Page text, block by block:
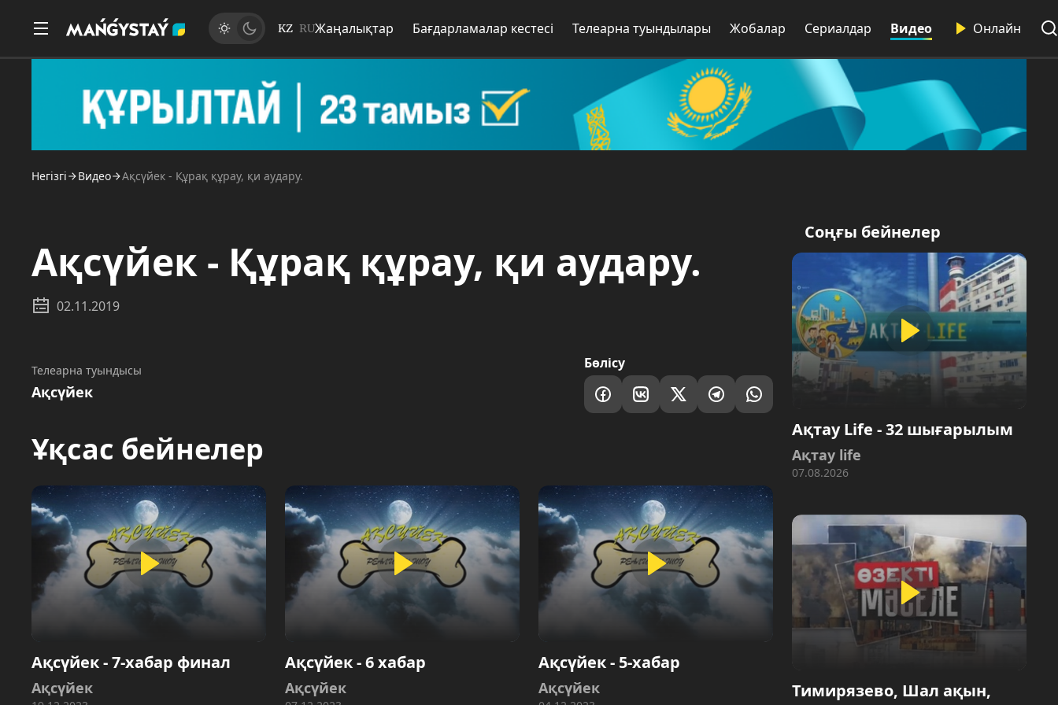
KZ RUЖаңалықтар Бағдарламалар кестесі Телеарна туындылары Жобалар Сериалдар Видео Онлайн
Негізгі Видео Ақсүйек - Құрақ құрау, қи аудару.
Ақсүйек - Құрақ құрау, қи аудару.
02.11.2019
Телеарна туындысы
Ақсүйек
Бөлісу
Ұқсас бейнелер
Ақсүйек - 7-хабар финал
Ақсүйек
Ақсүйек - 6 хабар
Ақсүйек
Ақсүйек - 5-хабар
Ақсүйек
Соңғы бейнелер
Ақтау Life - 32 шығарылым
Ақтау life
07.08.2026
Тимирязево, Шал ақын,